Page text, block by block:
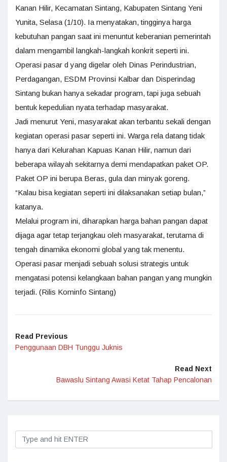
Kanan Hilir, Kecamatan Sintang, Kabupaten Sintang Yeni
Yunita, Selasa (1/10). Ia menyatakan, tingginya harga
kebutuhan pangan saat ini menuntut keberanian pemerintah
dalam mengambil langkah-langkah konkrit seperti ini.
Operasi pasar d yang digelar oleh Dinas Perindustrian,
Perdagangan, ESDM Provinsi Kalbar dan Disperindag
Sintang bukan hanya sekadar program, tapi juga sebuah
bentuk kepedulian nyata terhadap masyarakat.
Jadi menurut Yeni, masyarakat akan terbantu sekali dengan
kegiatan operasi pasar seperti ini. Warga rela datang tidak
hanya dari Kelurahan Kapuas Kanan Hilir, namun dari
beberapa wilayah sekitarnya demi mendapatkan paket OP.
Paket OP ini berupa Beras, gula dan minyak goreng.
“Kalau bisa kegiatan seperti ini dilaksanakan setiap bulan,”
katanya.
Melalui program ini, diharapkan harga bahan pangan dapat
dijaga agar tetap terjangkau oleh masyarakat, terutama di
tengah dinamika ekonomi global yang tak menentu.
Operasi pasar menjadi sebuah solusi strategis untuk
mengatasi potensi kelangkaan bahan pangan yang mungkin
terjadi. (Rilis Kominfo Sintang)
Read Previous
Penggunaan DBH Tunggu Juknis
Read Next
Bawaslu Sintang Awasi Ketat Tahap Pencalonan